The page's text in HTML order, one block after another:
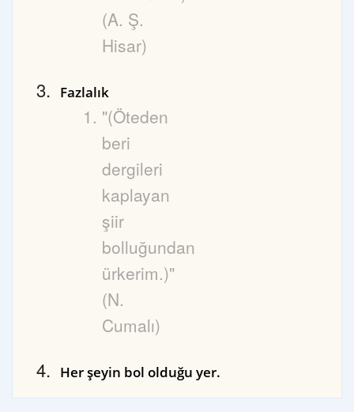
(A. Ş.
Hisar)
Fazlalık
"(Öteden
beri
dergileri
kaplayan
şiir
bolluğundan
ürkerim.)"
(N.
Cumalı)
Her şeyin bol olduğu yer.